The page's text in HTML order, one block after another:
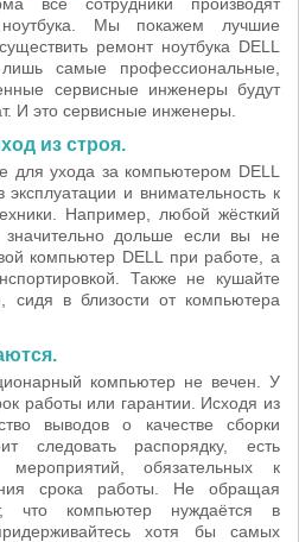
ноутбука. Мы покажем лучшие
ремонт ноутбука DELL
самые профессиональные,
сервисные инженеры будут
И это сервисные инженеры.
из строя.
для ухода за компьютером DELL
эксплуатации и внимательность к
Например, любой жёсткий
дольше если вы не
компьютер DELL при работе, а
Также не кушайте
сидя в близости от компьютера
компьютер не вечен. У
работы или гарантии. Исходя из
выводов о качестве сборки
следовать распорядку, есть
мероприятий, обязательных к
срока работы. Не обращая
что компьютер нуждаётся в
хотя бы самых